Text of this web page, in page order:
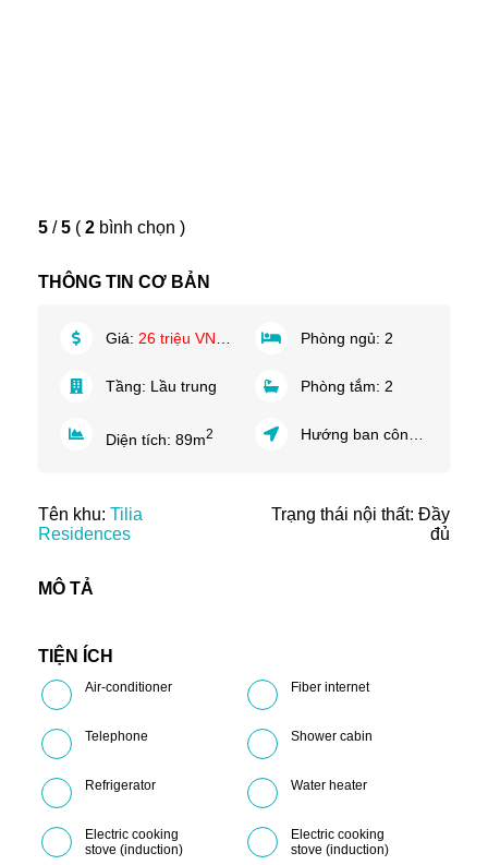
5 / 5 ( 2 bình chọn)
THÔNG TIN CƠ BẢN
Giá: 26 triệu VND/tháng Phòng ngủ: 2
Tầng: Lầu trung Phòng tắm: 2
Diện tích:89m2 Hướng ban công:
Tên khu:Tilia
Residences
Trạng thái nội thất: Đầy
đủ
MÔ TẢ
TIỆN ÍCH
Air-conditioner Fiber internet
Telephone Shower cabin
Refrigerator Water heater
Electric cooking
stove (induction)
Electric cooking
stove (induction)